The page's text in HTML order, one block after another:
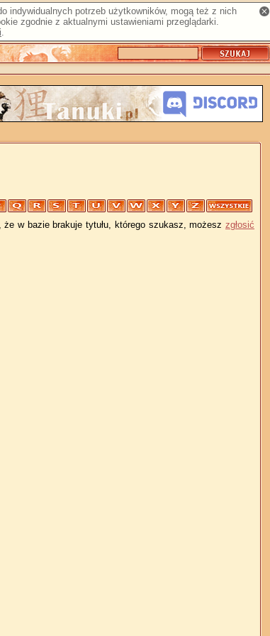
indywidualnych potrzeb użytkowników, mogą też z nich
zgodnie z aktualnymi ustawieniami przeglądarki.
.
w bazie brakuje tytułu, którego szukasz, możesz zgłosić